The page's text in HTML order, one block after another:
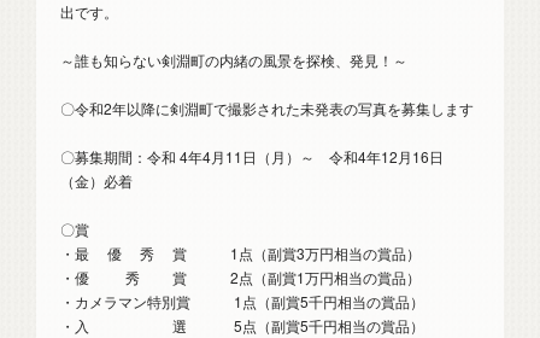
出です。
～誰も知らない剣淵町の内緒の風景を探検、発見！～
〇令和2年以降に剣淵町で撮影された未発表の写真を募集します
〇募集期間：令和 4年4月11日（月）～ 令和4年12月16日
（金）必着
〇賞
・最 優 秀 賞 1点（副賞3万円相当の賞品）
・優 秀 賞 2点（副賞1万円相当の賞品）
・カメラマン特別賞 1点（副賞5千円相当の賞品）
・入 選 5点（副賞5千円相当の賞品）